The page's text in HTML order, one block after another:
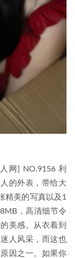
网] NO.9156 利
的外表，带给大
精美的写真以及1
，高清细节令
美感。从衣着到
人风采，而这也
因之一。如果你